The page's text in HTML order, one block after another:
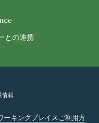
との連携
情報
ーキングプレイスご利用方
す。）の削除その他
きるものとします。